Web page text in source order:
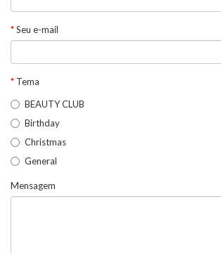
Seu e-mail
Tema
BEAUTY CLUB
Birthday
Christmas
General
Mensagem